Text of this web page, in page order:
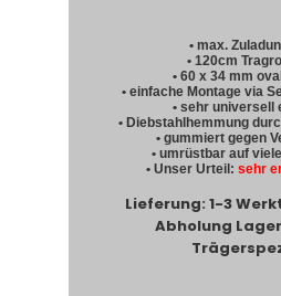
• max.
• 120cm
• 60 x 34 mm
• einfache Montage via
• sehr universell
• Diebstahlhemmung
• gummiert gegen
• umrüstbar auf
• Unser Urteil: sehr
Lieferung: 1-3
Abholung